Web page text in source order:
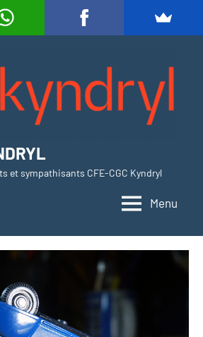
et sympathisants CFE-CGC Kyndryl
Menu